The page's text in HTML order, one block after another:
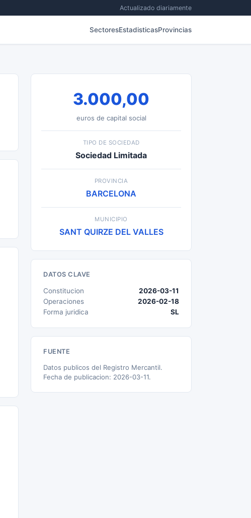
Actualizado diariamente
SectoresEstadisticasProvincias
3.000,00
euros de capital social
TIPO DE SOCIEDAD
Sociedad Limitada
PROVINCIA
BARCELONA
MUNICIPIO
SANT QUIRZE DEL VALLES
DATOS CLAVE
Constitucion
2026-03-11
Operaciones
2026-02-18
Forma juridica
SL
FUENTE
Datos publicos del Registro Mercantil.
Fecha de publicacion: 2026-03-11.